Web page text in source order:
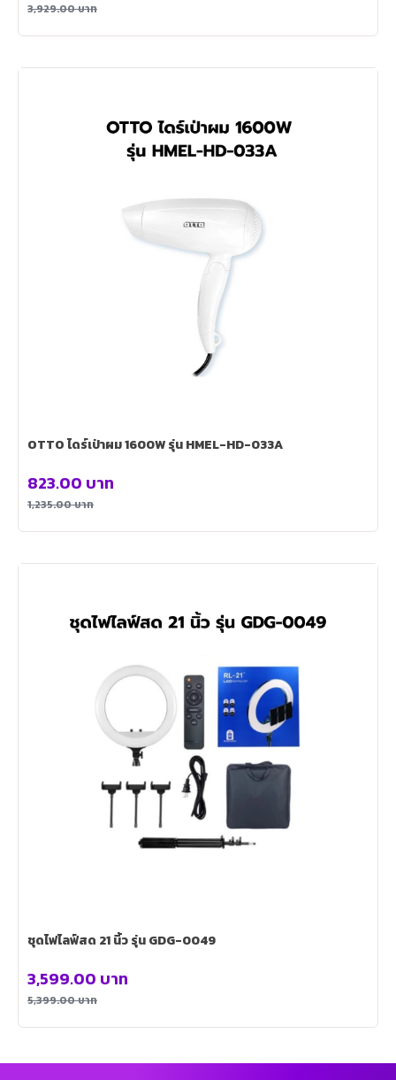
3,929.00บาท
OTTO ไดร์เป่าผม 1600W รุ่น HMEL-HD-033A
1,235.00บาท
823.00 บาท
ชุดไฟไลฟ์สด 21 นิ้ว รุ่น GDG-0049
5,399.00บาท
3,599.00 บาท